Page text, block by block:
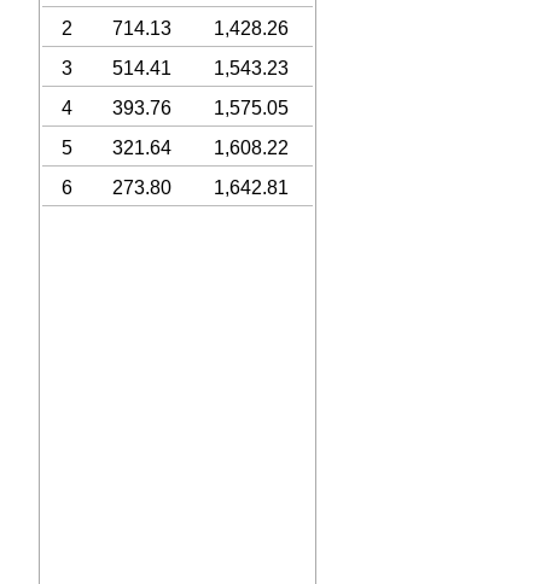
2
714.13
1,428.26
3
514.41
1,543.23
4
393.76
1,575.05
5
321.64
1,608.22
6
273.80 1,642.81